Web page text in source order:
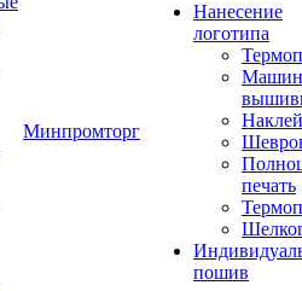
Минпромторг
Нанесение
логотипа
печать
пошив